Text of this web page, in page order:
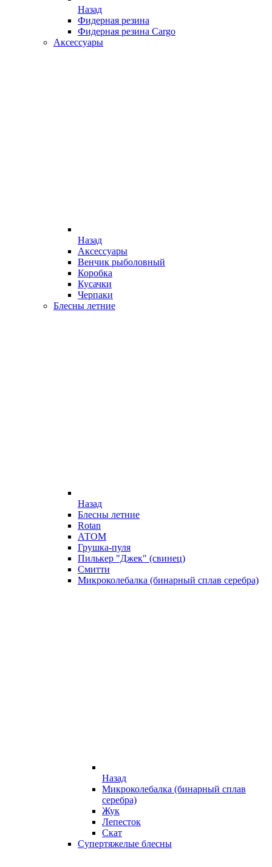
Назад
Фидерная резина
Фидерная резина Cargo
Аксессуары
Назад
Аксессуары
Венчик рыболовный
Коробка
Кусачки
Черпаки
Блесны летние
Назад
Блесны летние
Rotan
АТОМ
Грушка-пуля
Пилькер "Джек" (свинец)
Смитти
Микроколебалка (бинарный сплав серебра)
Назад
Микроколебалка (бинарный сплав
серебра)
Жук
Лепесток
Скат
Супертяжелые блесны